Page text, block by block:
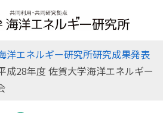
JP
EN
洋エネルギー研究所研究成果発表
成28年度 佐賀大学海洋エネルギー